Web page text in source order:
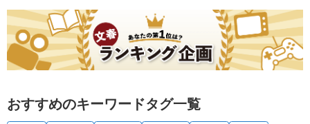
おすすめのキーワードタグ一覧